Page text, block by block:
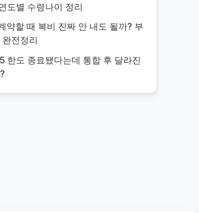
도별 수령나이 정리
약할 때 복비 진짜 안 내도 될까? 부
전정리
한도 종료됐다는데 통합 후 달라진